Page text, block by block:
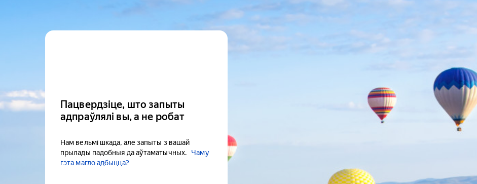
Пацвердзіце, што запыты
адпраўлялі вы, а не робат
Нам вельмі шкада, але запыты з вашай
прылады падобныя да аўтаматычных.
Чаму
гэта магло адбыцца?